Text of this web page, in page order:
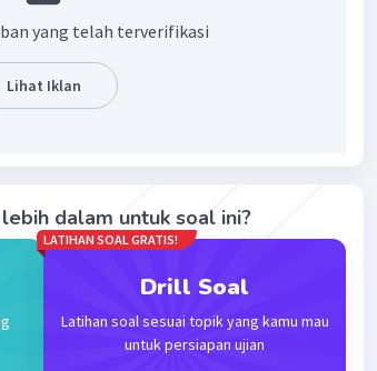
× ampere
yang telah terverifikasi
Lihat Iklan
dalam untuk soal ini?
LATIHAN SOAL GRATIS!
Drill Soal
Latihan soal sesuai topik yang kamu mau
untuk persiapan ujian